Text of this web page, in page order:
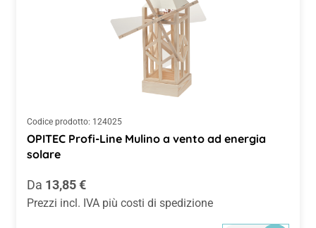
Codice prodotto: 124025
OPITEC Profi-Line Mulino a vento ad energia
solare
Prezzo normale:
Da 13,85 €
Prezzi incl. IVA più costi di spedizione